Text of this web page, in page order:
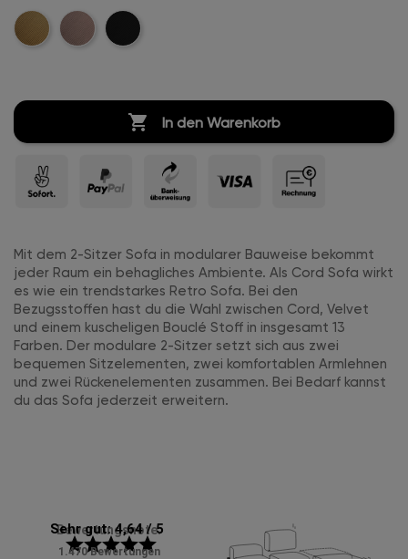
Cord
Mustard-Rosa-
Schwarz-
 In den Warenkorb
Mit dem 2-Sitzer Sofa in modularer Bauweise bekommt
jeder Raum ein behagliches Ambiente. Als Cord Sofa wirkt
es wie ein trendstarkes Retro Sofa. Bei den
Bezugsstoffen hast du die Wahl zwischen Cord, Velvet
und einem kuscheligen Bouclé Stoff in insgesamt 13
Farben. Der modulare 2-Sitzer setzt sich aus zwei
bequemen Sitzelementen, zwei komfortablen Armlehnen
und zwei Rückenelementen zusammen. Bei Bedarf kannst
du das Sofa jederzeit erweitern.
Bewertungsnote:
Sehr gut: 4,64 / 5
starstarstarstarstar
1.470 Bewertungen